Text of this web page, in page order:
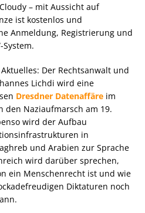
– mit Aussicht auf
ist kostenlos und
Anmeldung, Registrierung und
Der Rechtsanwalt und
Lichdi wird eine
Dresdner Datenaffäre im
den Naziaufmarsch am 19.
wird der Aufbau
in
und Arabien zur Sprache
wird darüber sprechen,
ein Menschenrecht ist und wie
Diktaturen noch